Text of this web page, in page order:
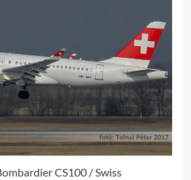
CS100 / Swiss